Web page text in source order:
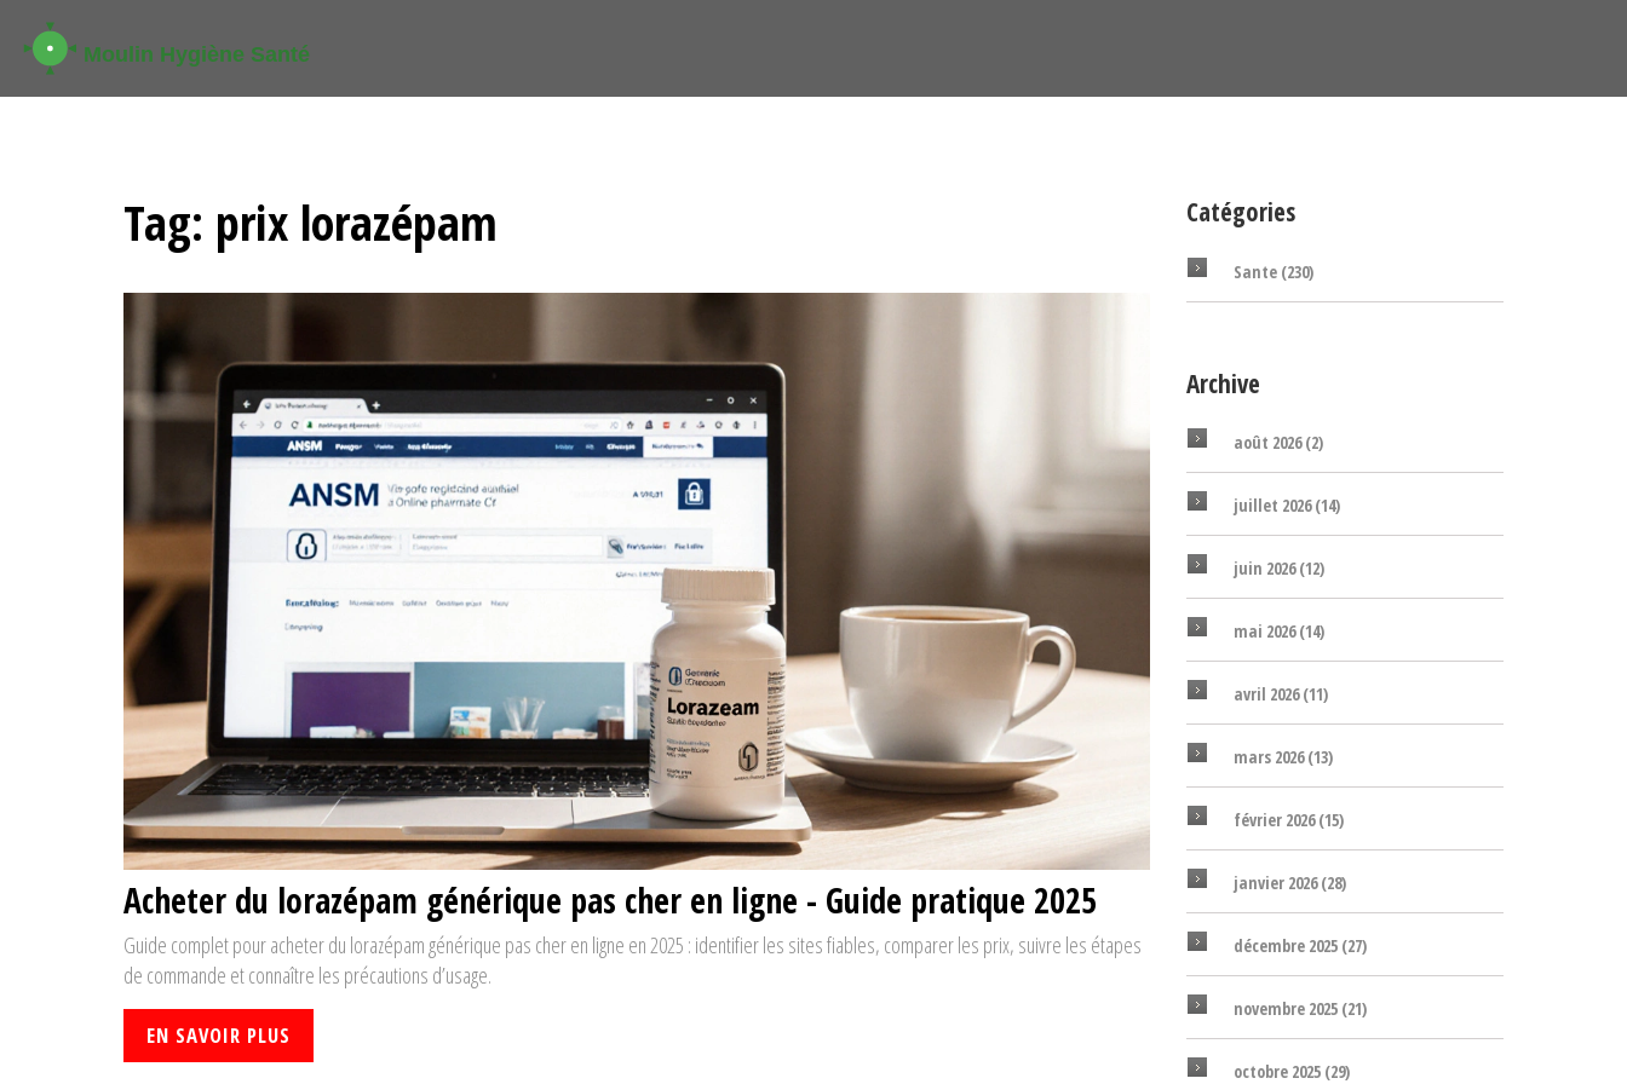
Tag: prix lorazépam
Acheter du lorazépam générique pas cher en ligne - Guide pratique 2025
Guide complet pour acheter du lorazépam générique pas cher en ligne en 2025 : identifier les sites fiables, comparer les prix, suivre les étapes
de commande et connaître les précautions d’usage.
EN SAVOIR PLUS
Catégories
Sante (230)
Archive
août 2026(2)
juillet 2026(14)
juin 2026(12)
mai 2026(14)
avril 2026(11)
mars 2026(13)
février 2026(15)
janvier 2026(28)
décembre 2025 (27)
novembre 2025 (21)
octobre 2025 (29)